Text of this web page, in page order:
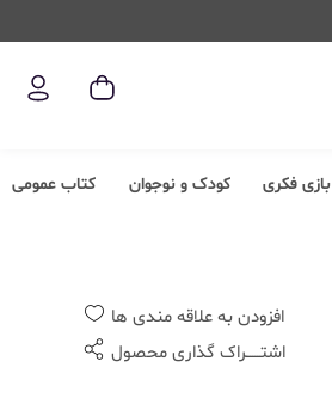
بازی فکری کودک و نوجوان کتاب عمومی
افزودن به علاقه مندی ها
اشتــــــراک گذاری محصول